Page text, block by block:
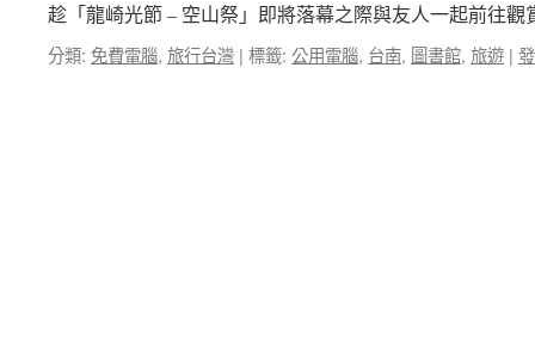
趁「龍崎光節 – 空山祭」即將落幕之際與友人一起前往
分類: 免費電腦, 旅行台灣 | 標籤: 公用電腦, 台南, 圖書館, 旅遊 |